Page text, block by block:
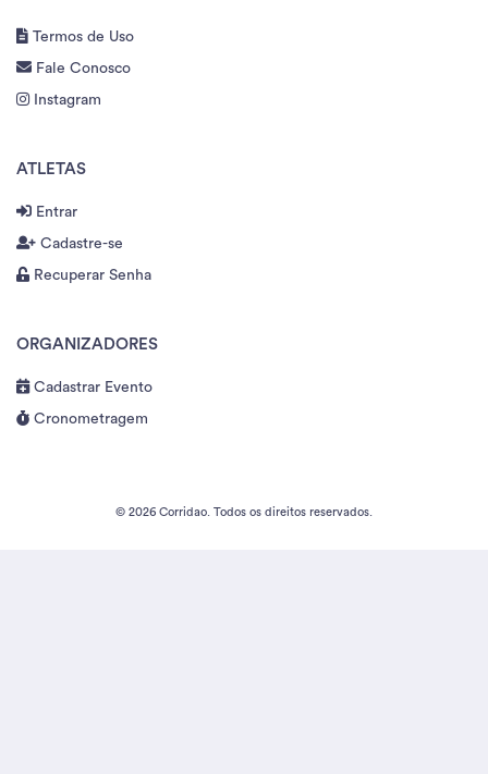
Termos de Uso
Fale Conosco
Instagram
ATLETAS
Entrar
Cadastre-se
Recuperar Senha
ORGANIZADORES
Cadastrar Evento
Cronometragem
© 2026 Corridao. Todos os direitos reservados.